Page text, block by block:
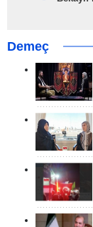
Demeç